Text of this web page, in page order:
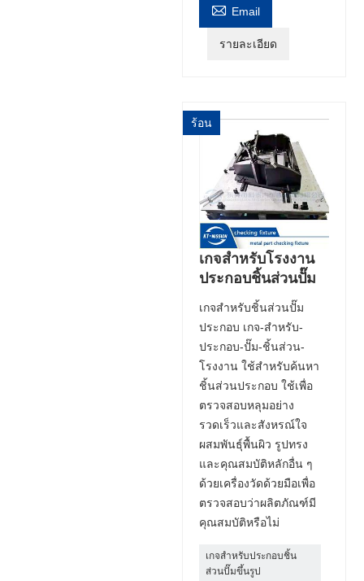
 Email
รายละเอียด
ร้อน
เกจสำหรับโรงงาน
ประกอบชิ้นส่วนปั๊ม
เกจสำหรับชิ้นส่วนปั๊ม
ประกอบ เกจ-สำหรับ-
ประกอบ-ปั๊ม-ชิ้นส่วน-
โรงงาน ใช้สำหรับค้นหา
ชิ้นส่วนประกอบ ใช้เพื่อ
ตรวจสอบหลุมอย่าง
รวดเร็วและสังหรณ์ใจ
ผสมพันธุ์พื้นผิว รูปทรง
และคุณสมบัติหลักอื่น ๆ
ด้วยเครื่องวัดด้วยมือเพื่อ
ตรวจสอบว่าผลิตภัณฑ์มี
คุณสมบัติหรือไม่
เกจสำหรับประกอบชิ้น
ส่วนปั๊มขึ้นรูป